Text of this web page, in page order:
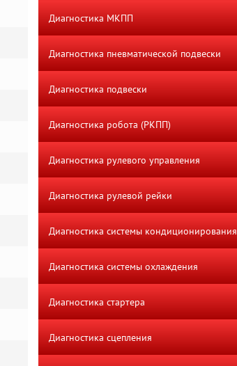
Диагностика МКПП
Диагностика пневматической подвески
Диагностика подвески
Диагностика робота (РКПП)
Диагностика рулевого управления
Диагностика рулевой рейки
Диагностика системы кондиционирования
Диагностика системы охлаждения
Диагностика стартера
Диагностика сцепления